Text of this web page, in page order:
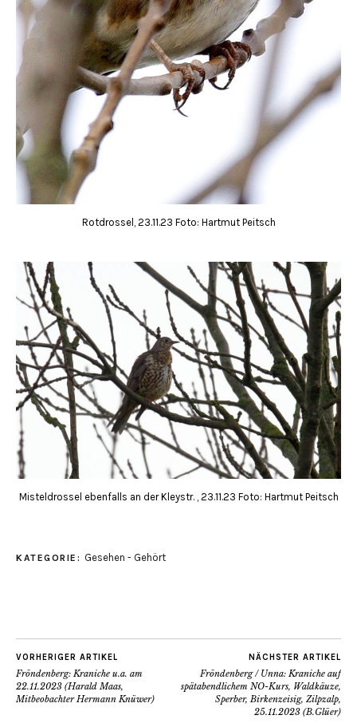
Rotdrossel, 23.11.23 Foto: Hartmut Peitsch
Misteldrossel ebenfalls an der Kleystr. , 23.11.23 Foto: Hartmut Peitsch
KATEGORIE: Gesehen - Gehört
VORHERIGER ARTIKEL
Fröndenberg: Kraniche u.a. am
22.11.2023 (Harald Maas,
Mitbeobachter Hermann Knüwer)
NÄCHSTER ARTIKEL
Fröndenberg / Unna: Kraniche auf
spätabendlichem NO-Kurs, Waldkäuze,
Sperber, Birkenzeisig, Zilpzalp,
25.11.2023 (B.Glüer)